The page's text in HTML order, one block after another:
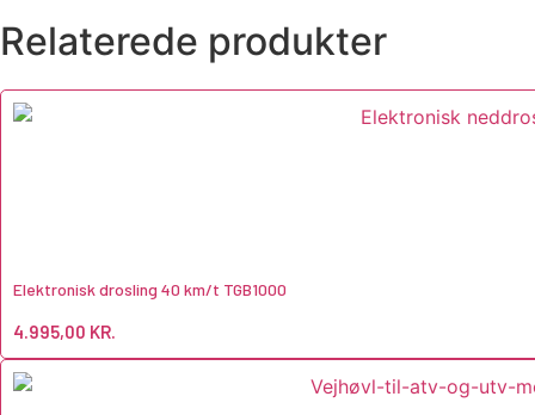
Relaterede produkter
Elektronisk drosling 40 km/t TGB1000
4.995,00 KR.